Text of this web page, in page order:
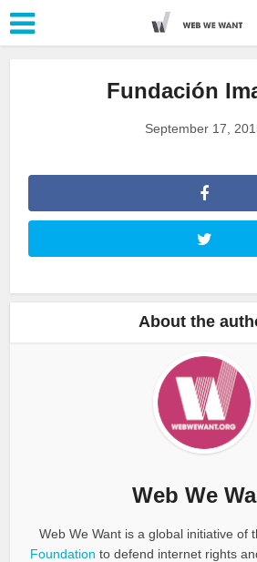
Fundación
September 17,
About the
Web We
Web We Want is a global initiative of
Foundation to defend internet rights